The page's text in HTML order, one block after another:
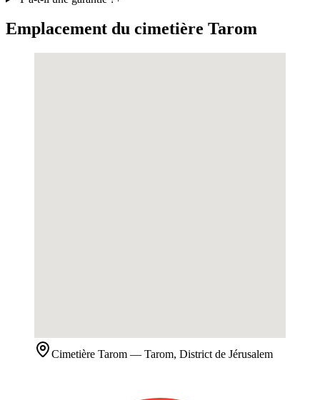
Emplacement du cimetière Tarom
Cimetière Tarom — Tarom, District de Jérusalem